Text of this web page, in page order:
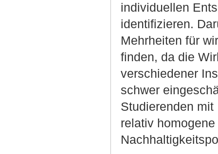
individuellen
identifizieren.
Mehrheiten für
finden, da die
verschiedener
schwer
Studierenden
relativ